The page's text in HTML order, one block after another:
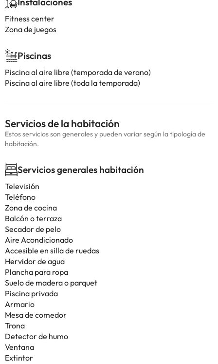
Fitness center
Zona de juegos
Piscinas
Piscina al aire libre (temporada de verano)
Piscina al aire libre (toda la temporada)
Servicios de la habitación
Estos servicios son generales y pueden variar según la tipología de
habitación.
Servicios generales habitación
Televisión
Teléfono
Zona de cocina
Balcón o terraza
Secador de pelo
Aire Acondicionado
Accesible en silla de ruedas
Hervidor de agua
Plancha para ropa
Suelo de madera o parquet
Piscina privada
Armario
Mesa de comedor
Trona
Detector de humo
Ventana
Extintor